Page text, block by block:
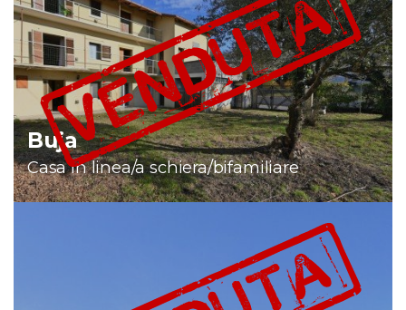
Buja
Casa in linea/a schiera/bifamiliare